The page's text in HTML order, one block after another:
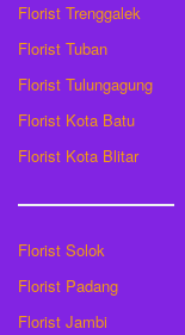
Florist Trenggalek
Florist Tuban
Florist Tulungagung
Florist Kota Batu
Florist Kota Blitar
Florist Solok
Florist Padang
Florist Jambi